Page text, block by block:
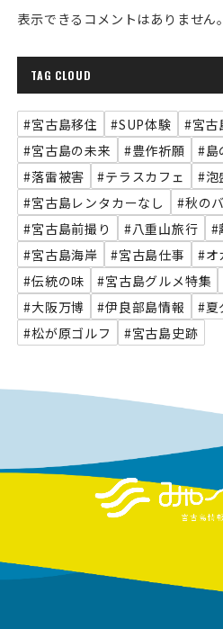
表示できるコメントはありません。
TAG CLOUD
#宮古島移住 #SUP体験
#宮古
#宮古島の未来
#豊作祈願 #島
#落雷被害
#テラスカフェ #泡
#宮古島レンタカーなし
#秋の
#宮古島前撮り
#八重山旅行
#
#宮古島海岸
#宮古島仕事 #オ
#伝統の味
#宮古島グルメ特集
#大阪万博
#伊良部島情報 #夏
#松が原ゴルフ
#宮古島史跡